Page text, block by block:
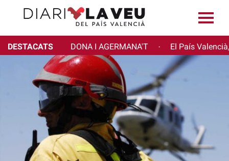
DESTACATS DONA I AGERMANA'T · El País